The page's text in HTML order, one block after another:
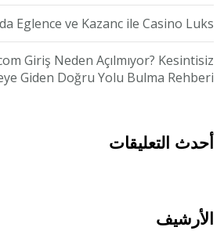
Eglence ve Kazanc ile Casino Luks
Giriş Neden Açılmıyor? Kesintisiz
Giden Doğru Yolu Bulma Rehberi
أحدث التعليقات
الأرشيف